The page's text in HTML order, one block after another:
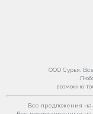
ООО Сурья.
возможно
Все предложения на